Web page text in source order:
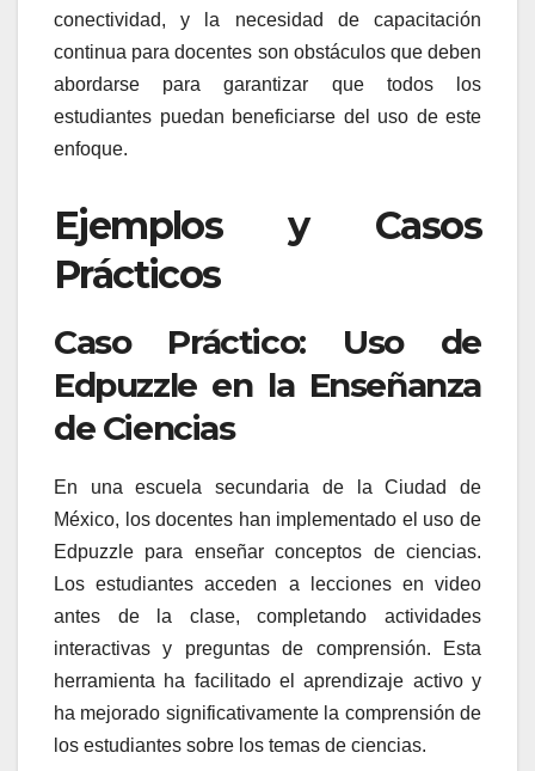
conectividad, y la necesidad de capacitación
continua para docentes son obstáculos que deben
abordarse para garantizar que todos los
estudiantes puedan beneficiarse del uso de este
enfoque.
Ejemplos y Casos
Prácticos
Caso Práctico: Uso de
Edpuzzle en la Enseñanza
de Ciencias
En una escuela secundaria de la Ciudad de
México, los docentes han implementado el uso de
Edpuzzle para enseñar conceptos de ciencias.
Los estudiantes acceden a lecciones en video
antes de la clase, completando actividades
interactivas y preguntas de comprensión. Esta
herramienta ha facilitado el aprendizaje activo y
ha mejorado significativamente la comprensión de
los estudiantes sobre los temas de ciencias.